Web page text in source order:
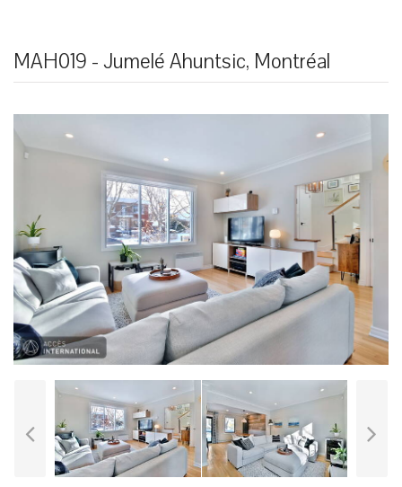
MAH019 - Jumelé Ahuntsic, Montréal